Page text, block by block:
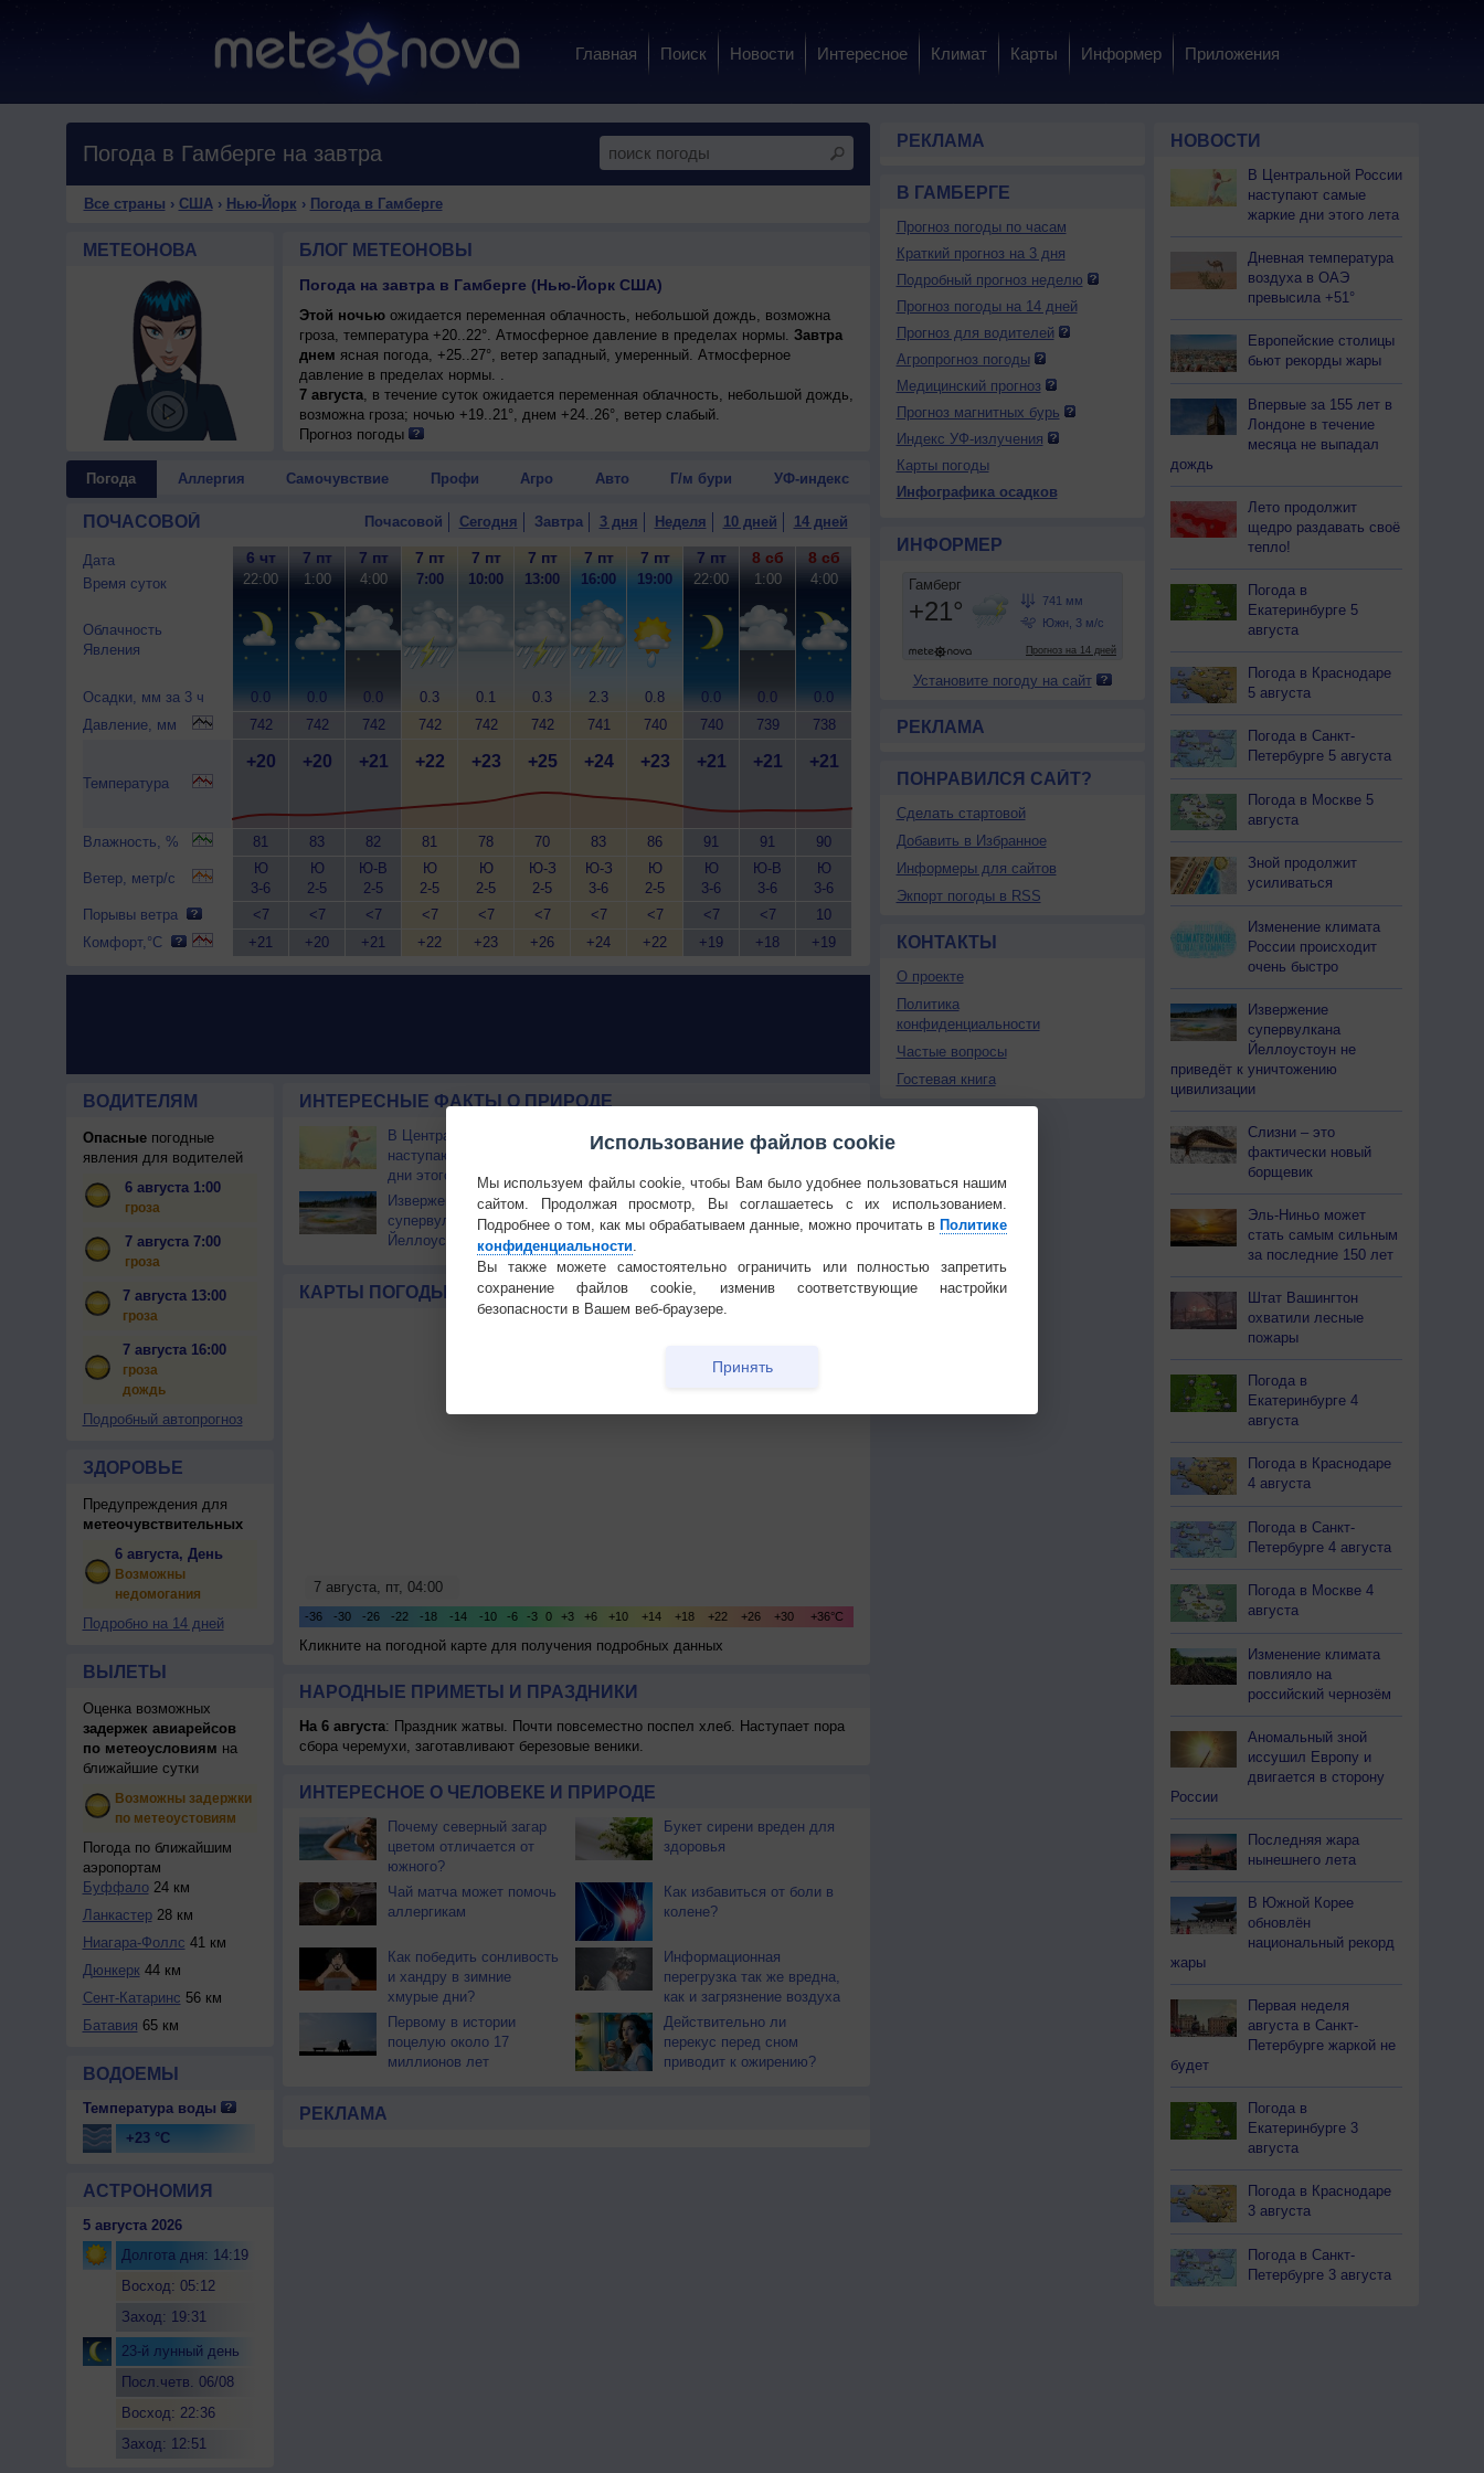
Главная Поиск Новости Интересное Климат Карты Информер Приложения
Погода в Гамберге на завтра
Все страны › США› Нью-Йорк › Погода в Гамберге
МЕТЕОНОВА БЛОГ МЕТЕОНОВЫ
Погода на завтра в Гамберге (Нью-Йорк США)
Этой ночьюожидается переменная облачность, небольшой дождь, возможна
гроза, температура +20..22°. Атмосферное давление в пределах нормы. Завтра
днем ясная погода, +25..27°, ветер западный, умеренный. Атмосферное
давление в пределах нормы. .
7 августа, в течение суток ожидается переменная облачность, небольшой дождь,
возможна гроза; ночью +19..21°, днем +24..26°, ветер слабый.
Прогноз погоды
Погода Аллергия Самочувствие Профи Агро Авто Г/м бури УФ-индекс
ПОЧАСОВОЙ Почасовой Сегодня Завтра 3 дня Неделя 10 дней 14 дней
Дата
Время суток
Облачность
Явления
Осадки, мм за 3 ч
Давление, мм
Температура
Влажность, %
Ветер, метр/с
Порывы ветра
Комфорт,°C
6 чт
22:00
0.0
742
+20
81
Ю
3-6
<7
+21
7 пт
1:00
0.0
742
+20
83
Ю
2-5
<7
+20
7 пт
4:00
0.0
742
+21
82
Ю-В
2-5
<7
+21
7 пт
7:00
0.3
742
+22
81
Ю
2-5
<7
+22
7 пт
10:00
0.1
742
+23
78
Ю
2-5
<7
+23
7 пт
13:00
0.3
742
+25
70
Ю-З
2-5
<7
+26
7 пт
16:00
2.3
741
+24
83
Ю-З
3-6
<7
+24
7 пт
19:00
0.8
740
+23
86
Ю
2-5
<7
+22
7 пт
22:00
0.0
740
+21
91
Ю
3-6
<7
+19
8 сб
1:00
0.0
739
+21
91
Ю-В
3-6
<7
+18
8 сб
4:00
0.0
738
+21
90
Ю
3-6
10
+19
ВОДИТЕЛЯМ
Опасныепогодные
явления для водителей
6 августа 1:00
гроза
7 августа 7:00
гроза
7 августа 13:00
гроза
7 августа 16:00
гроза
дождь
Подробный автопрогноз
ЗДОРОВЬЕ
Предупреждения для
метеочувствительных
6 августа, День
Возможны
недомогания
Подробно на 14 дней
ВЫЛЕТЫ
Оценка возможных
задержек авиарейсов
по метеоусловиям на
ближайшие сутки
Возможны задержки
по метеоустовиям
Погода по ближайшим
аэропортам
Буффало24 км
Ланкастер28 км
Ниагара-Фоллс 41 км
Дюнкерк44 км
Сент-Катаринс 56 км
Батавия 65 км
ВОДОЕМЫ
Температура воды
+23 °C
АСТРОНОМИЯ
5 августа 2026
Долгота дня: 14:19
Восход: 05:12
Заход: 19:31
23-й лунный день
Посл.четв. 06/08
Восход: 22:36
Заход: 12:51
ИНТЕРЕСНЫЕ ФАКТЫ О ПРИРОДЕ
В Центральной России
наступают самые жаркие
дни этого лета
Изменение климата
России происходит очень
быстро
Извержение
супервулкана
Йеллоустоун не приведёт
к уничтожению
Штат Вашингтон охватили
лесные пожары
КАРТЫ ПОГОДЫ Температура Облачность Осадки
Кликните на погодной карте для получения подробных данных
НАРОДНЫЕ ПРИМЕТЫ И ПРАЗДНИКИ
На 6 августа: Праздник жатвы. Почти повсеместно поспел хлеб. Наступает пора
сбора черемухи, заготавливают березовые веники.
ИНТЕРЕСНОЕ О ЧЕЛОВЕКЕ И ПРИРОДЕ
Почему северный загар
цветом отличается от
южного?
Букет сирени вреден для
здоровья
Чай матча может помочь
аллергикам
Как избавиться от боли в
колене?
Как победить сонливость
и хандру в зимние
хмурые дни?
Информационная
перегрузка так же вредна,
как и загрязнение воздуха
Первому в истории
поцелую около 17
миллионов лет
Действительно ли
перекус перед сном
приводит к ожирению?
РЕКЛАМА
РЕКЛАМА
В ГАМБЕРГЕ
Прогноз погоды по часам
Краткий прогноз на 3 дня
Подробный прогноз неделю
Прогноз погоды на 14 дней
Прогноз для водителей
Агропрогноз погоды
Медицинский прогноз
Прогноз магнитных бурь
Индекс УФ-излучения
Карты погоды
Инфографика осадков
ИНФОРМЕР
Установите погоду на сайт
РЕКЛАМА
ПОНРАВИЛСЯ САЙТ?
Сделать стартовой
Добавить в Избранное
Информеры для сайтов
Экпорт погоды в RSS
КОНТАКТЫ
О проекте
Политика
конфиденциальности
Частые вопросы
Гостевая книга
НОВОСТИ
В Центральной России
наступают самые
жаркие дни этого лета
Дневная температура
воздуха в ОАЭ
превысила +51°
Европейские столицы
бьют рекорды жары
Впервые за 155 лет в
Лондоне в течение
месяца не выпадал
дождь
Лето продолжит
щедро раздавать своё
тепло!
Погода в
Екатеринбурге 5
августа
Погода в Краснодаре
5 августа
Погода в Санкт-
Петербурге 5 августа
Погода в Москве 5
августа
Зной продолжит
усиливаться
Изменение климата
России происходит
очень быстро
Извержение
супервулкана
Йеллоустоун не
приведёт к уничтожению
цивилизации
Слизни – это
фактически новый
борщевик
Эль-Ниньо может
стать самым сильным
за последние 150 лет
Штат Вашингтон
охватили лесные
пожары
Погода в
Екатеринбурге 4
августа
Погода в Краснодаре
4 августа
Погода в Санкт-
Петербурге 4 августа
Погода в Москве 4
августа
Изменение климата
повлияло на
российский чернозём
Аномальный зной
иссушил Европу и
двигается в сторону
России
Последняя жара
нынешнего лета
В Южной Корее
обновлён
национальный рекорд
жары
Первая неделя
августа в Санкт-
Петербурге жаркой не
будет
Погода в
Екатеринбурге 3
августа
Погода в Краснодаре
3 августа
Погода в Санкт-
Петербурге 3 августа
Использование файлов cookie
Мы используем файлы cookie, чтобы Вам было удобнее пользоваться нашим
сайтом. Продолжая просмотр, Вы соглашаетесь с их использованием.
Подробнее о том, как мы обрабатываем данные, можно прочитать в Политике
конфиденциальности.
Вы также можете самостоятельно ограничить или полностью запретить
сохранение файлов cookie, изменив соответствующие настройки
безопасности в Вашем веб-браузере.
Принять